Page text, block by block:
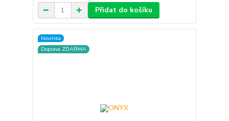
Přidat do košíku
Novinka
Doprava ZDARMA